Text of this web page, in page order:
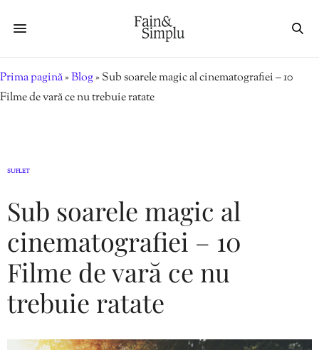
Prima pagină»Blog»Sub soarele magic al cinematografiei – 10
Filme de vară ce nu trebuie ratate
SUFLET
Sub soarele magic al
cinematografiei – 10
Filme de vară ce nu
trebuie ratate